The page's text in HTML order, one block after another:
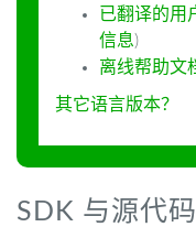
已翻译的用
信息)
离线帮助文
其它语言版本？
SDK 与源代码